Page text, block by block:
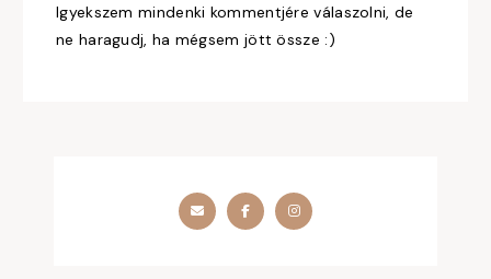
Igyekszem mindenki kommentjére válaszolni, de
ne haragudj, ha mégsem jött össze :)